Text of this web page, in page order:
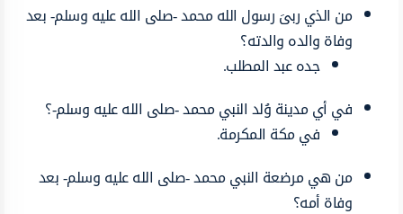
من الذي ربىَ رسول الله محمد -صلى الله عليه وسلم- بعد
وفاة والده والدته؟
جده عبد المطلب.
في أي مدينة وُلد النبي محمد -صلى الله عليه وسلم-؟
في مكة المكرمة.
من هي مرضعة النبي محمد -صلى الله عليه وسلم- بعد
وفاة أمه؟